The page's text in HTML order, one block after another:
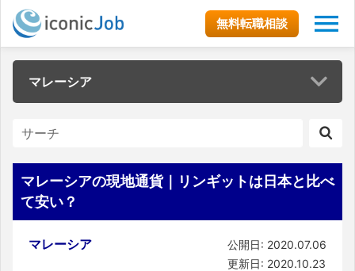
無料転職相談
マレーシア
マレーシアの現地通貨｜リンギットは日本と比べ
て安い？
マレーシア
公開日: 2020.07.06
更新日: 2020.10.23